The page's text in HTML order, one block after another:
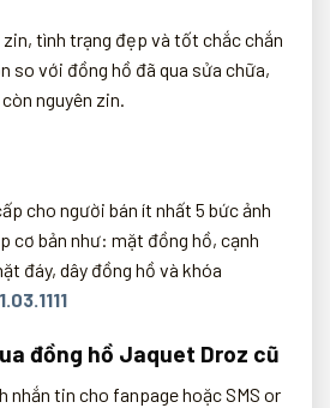
tình trạng đẹp và tốt chắc chắn
so với đồng hồ đã qua sửa chữa,
nguyên zin.
cho người bán ít nhất 5 bức ảnh
cơ bản như: mặt đồng hồ, cạnh
đáy, dây đồng hồ và khóa
đồng hồ Jaquet Droz cũ
nhắn tin cho fanpage hoặc SMS or